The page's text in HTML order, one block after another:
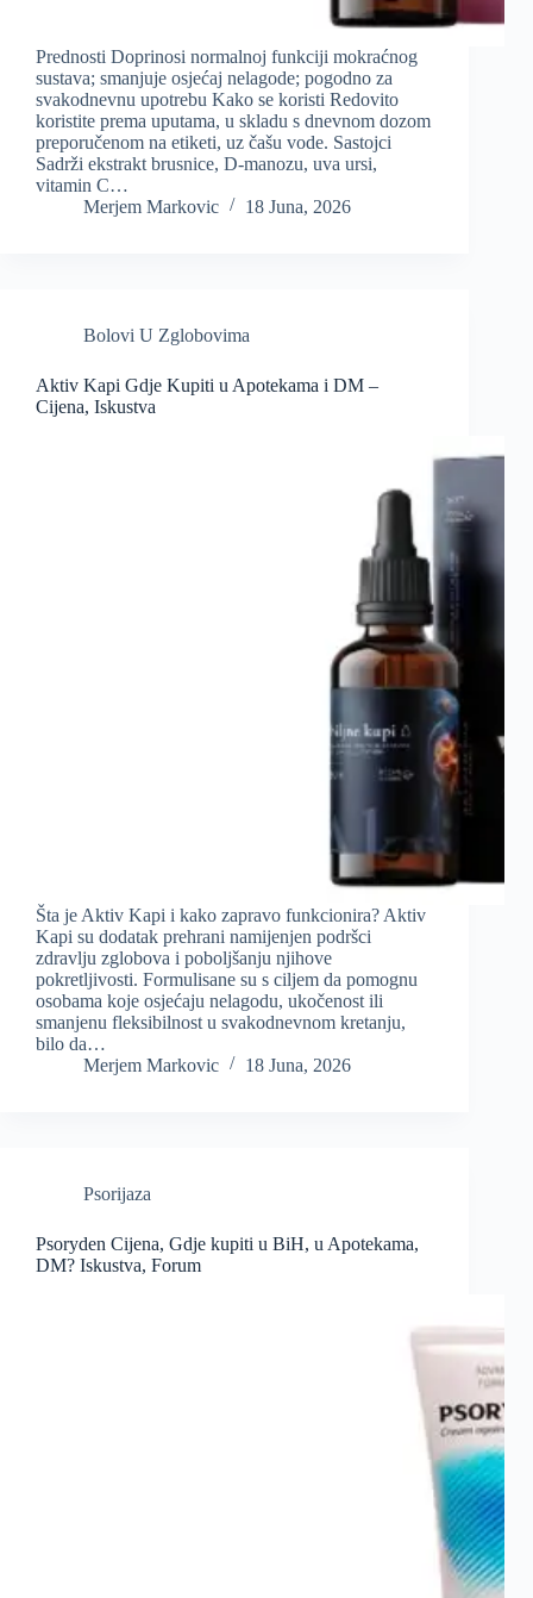
Prednosti Doprinosi normalnoj funkciji mokraćnog
sustava; smanjuje osjećaj nelagode; pogodno za
svakodnevnu upotrebu Kako se koristi Redovito
koristite prema uputama, u skladu s dnevnom dozom
preporučenom na etiketi, uz čašu vode. Sastojci
Sadrži ekstrakt brusnice, D-manozu, uva ursi,
vitamin C…
Merjem Markovic
18 Juna, 2026
Bolovi U Zglobovima
Aktiv Kapi Gdje Kupiti u Apotekama i DM –
Cijena, Iskustva
Šta je Aktiv Kapi i kako zapravo funkcionira? Aktiv
Kapi su dodatak prehrani namijenjen podršci
zdravlju zglobova i poboljšanju njihove
pokretljivosti. Formulisane su s ciljem da pomognu
osobama koje osjećaju nelagodu, ukočenost ili
smanjenu fleksibilnost u svakodnevnom kretanju,
bilo da…
Merjem Markovic
18 Juna, 2026
Psorijaza
Psoryden Cijena, Gdje kupiti u BiH, u Apotekama,
DM? Iskustva, Forum